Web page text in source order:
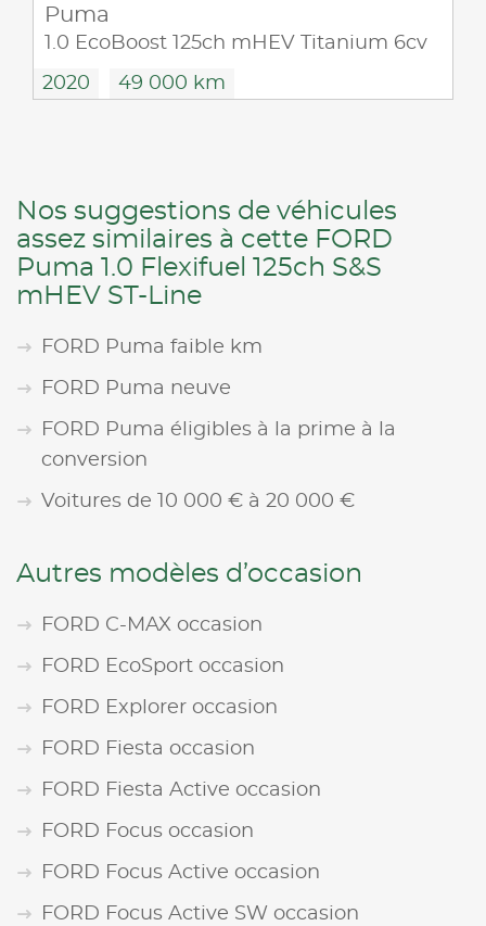
Puma
1.0 EcoBoost 125ch mHEV Titanium 6cv
2020 49 000 km
Nos suggestions de véhicules
assez similaires à cette FORD
Puma 1.0 Flexifuel 125ch S&S
mHEV ST-Line
FORD Puma faible km
FORD Puma neuve
FORD Puma éligibles à la prime à la
conversion
Voitures de 10 000 € à 20 000 €
Autres modèles d’occasion
FORD C-MAX occasion
FORD EcoSport occasion
FORD Explorer occasion
FORD Fiesta occasion
FORD Fiesta Active occasion
FORD Focus occasion
FORD Focus Active occasion
FORD Focus Active SW occasion